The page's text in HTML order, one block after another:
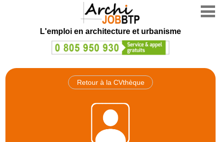
L'emploi en architecture et urbanisme
Retour à la CVthèque